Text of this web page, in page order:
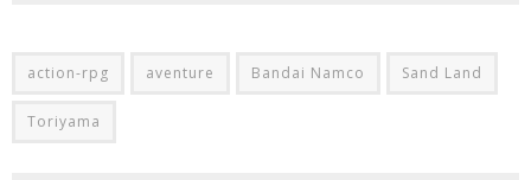
action-rpg aventure Bandai Namco Sand Land
Toriyama